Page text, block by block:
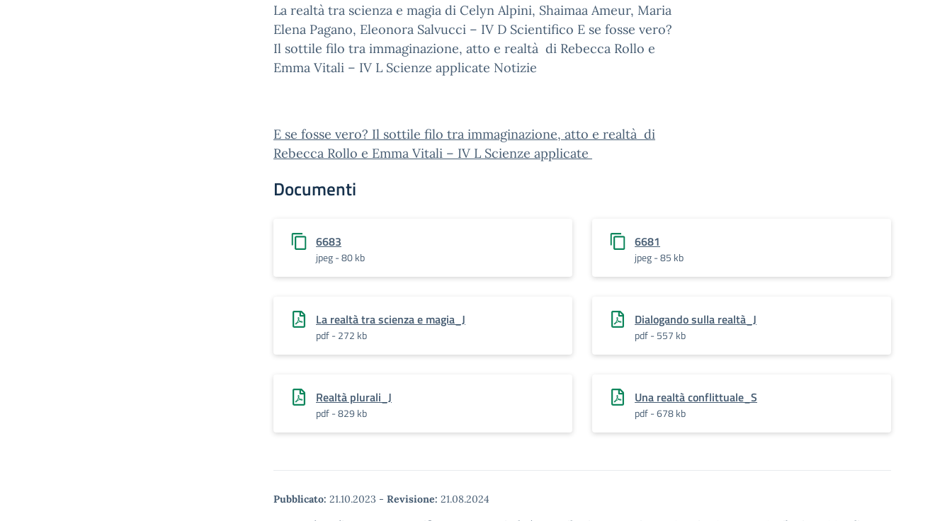
La realtà tra scienza e magia di Celyn Alpini, Shaimaa Ameur, Maria
Elena Pagano, Eleonora Salvucci – IV D Scientifico E se fosse vero?
Il sottile filo tra immaginazione, atto e realtà di Rebecca Rollo e
Emma Vitali – IV L Scienze applicate Notizie
E se fosse vero? Il sottile filo tra immaginazione, atto e realtà di
Rebecca Rollo e Emma Vitali – IV L Scienze applicate
Documenti
6683
jpeg - 80 kb
6681
jpeg - 85 kb
La realtà tra scienza e magia_J
pdf - 272 kb
Dialogando sulla realtà_J
pdf - 557 kb
Realtà plurali_J
pdf - 829 kb
Una realtà conflittuale_S
pdf - 678 kb
Pubblicato: 21.10.2023 - Revisione: 21.08.2024